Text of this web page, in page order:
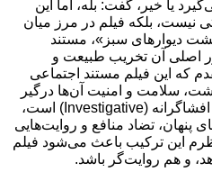
یا خیر، گفت: بله، اما این
بلکه فیلم در مرز میان
دیوارهای سبز»، مستند
اصلی آن تخریب طبیعت و
که این فیلم مستند اجتماعی
سلامت و امنیت آن‌ها درگیر
ماجراست، علاوه بر این، مستند افشاگرانه (Investigative) است،
پنهان، تضاد منافع و روایت‌هایی
این ترکیب باعث می‌شود فیلم
و هم روایت‌گر باشد.